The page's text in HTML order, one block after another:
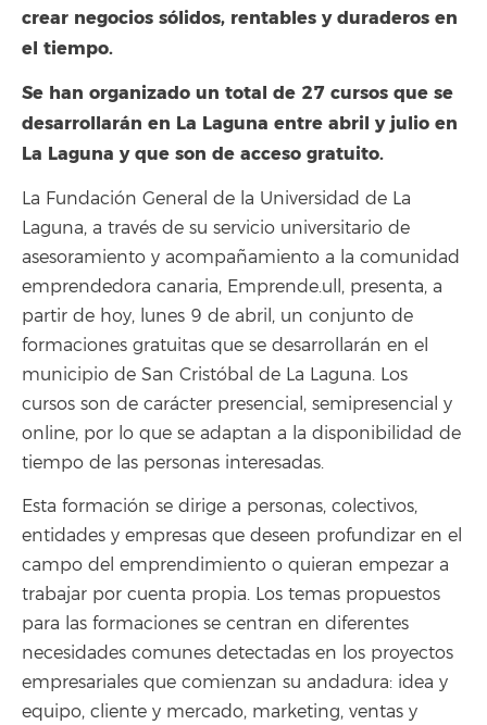
crear negocios sólidos, rentables y duraderos en
el tiempo.
Se han organizado un total de 27 cursos que se
desarrollarán en La Laguna entre abril y julio en
La Laguna y que son de acceso gratuito.
La Fundación General de la Universidad de La
Laguna, a través de su servicio universitario de
asesoramiento y acompañamiento a la comunidad
emprendedora canaria, Emprende.ull, presenta, a
partir de hoy, lunes 9 de abril, un conjunto de
formaciones gratuitas que se desarrollarán en el
municipio de San Cristóbal de La Laguna. Los
cursos son de carácter presencial, semipresencial y
online, por lo que se adaptan a la disponibilidad de
tiempo de las personas interesadas.
Esta formación se dirige a personas, colectivos,
entidades y empresas que deseen profundizar en el
campo del emprendimiento o quieran empezar a
trabajar por cuenta propia. Los temas propuestos
para las formaciones se centran en diferentes
necesidades comunes detectadas en los proyectos
empresariales que comienzan su andadura: idea y
equipo, cliente y mercado, marketing, ventas y